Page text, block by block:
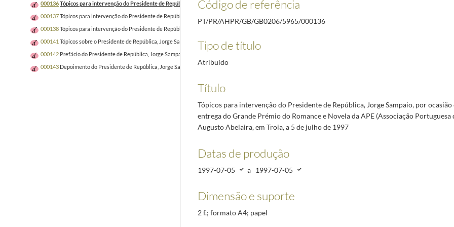
000136Tópicos para intervenção do Presidente de República, Jorge Sampaio, por ocasião da cerimónia de entrega do Grande Prémio do Romance e Novela da APE
000137Tópicos para intervenção do Presidente de República, Jorge Sampaio, por ocasião da visita aos estabelecimentos prisionais do Porto e Santa Cruz do Bispo, a 6 de
000138Tópicos para intervenção do Presidente de República, Jorge Sampaio, por ocasião da sessão solene nos Paços do concelho da Moita, a 11 de maio de 1997
000141 Tópicos sobre o Presidente de República, Jorge Sampaio, com alguns traços de personalidade e de formação
000142 Prefácio do Presidente de República, Jorge Sampaio, para o livro "Educação para a Cidadania"
000143 Depoimento do Presidente de República, Jorge Sampaio, sobre Luís Francisco Rebello para o Jornal de Letras
Código de referência
PT/PR/AHPR/GB/GB0206/5965/000136
Tipo de título
Atribuído
Título
Tópicos para intervenção do Presidente de República, Jorge Sampaio, por
entrega do Grande Prémio do Romance e Novela da APE (Associação Portuguesa
Augusto Abelaira, em Troia, a 5 de julho de 1997
Datas de produção
1997-07-05 a 1997-07-05
Dimensão e suporte
2 f.; formato A4; papel